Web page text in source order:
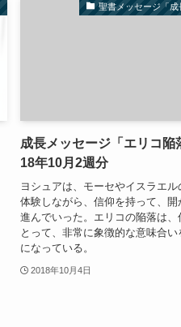
聖書メッセージ「
成長メッセージ「エリコ陥
18年10月2週分
ヨシュアは、モーセやイスラエル
体験しながら、信仰を持って、開
進んでいった。エリコの陥落は、
とって、非常に象徴的な意味合い
になっている。
2018年10月4日